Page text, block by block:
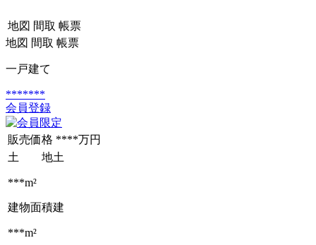
地図 間取 帳票
地図 間取 帳票
一戸建て
*******
会員登録
販売価格 ****万円
土 地土
***m²
建物面積建
***m²